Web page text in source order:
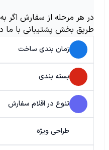
در هر مرحله از سفارش اگر
طریق بخش پشتیبانی با ما
زمان بندی ساخت
بسته بندی
تنوع در اقلام سفارش
طراحی ویژه